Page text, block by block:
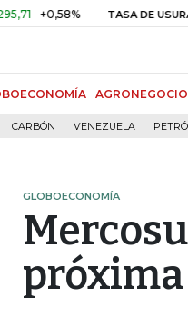
TASA DE USURA
CARBÓN VENEZUELA
GLOBOECONOMÍA